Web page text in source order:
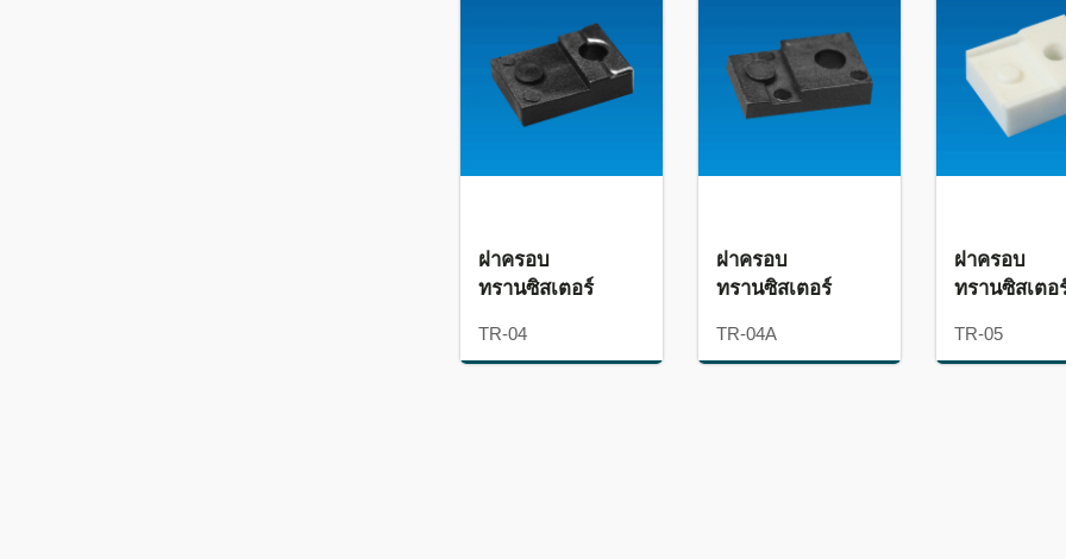
ฝาครอบ
ทรานซิสเตอร์
TR-04
ฝาครอบ
ทรานซิสเตอร์
TR-04A
ฝาครอบ
ทรานซิสเตอ
TR-05